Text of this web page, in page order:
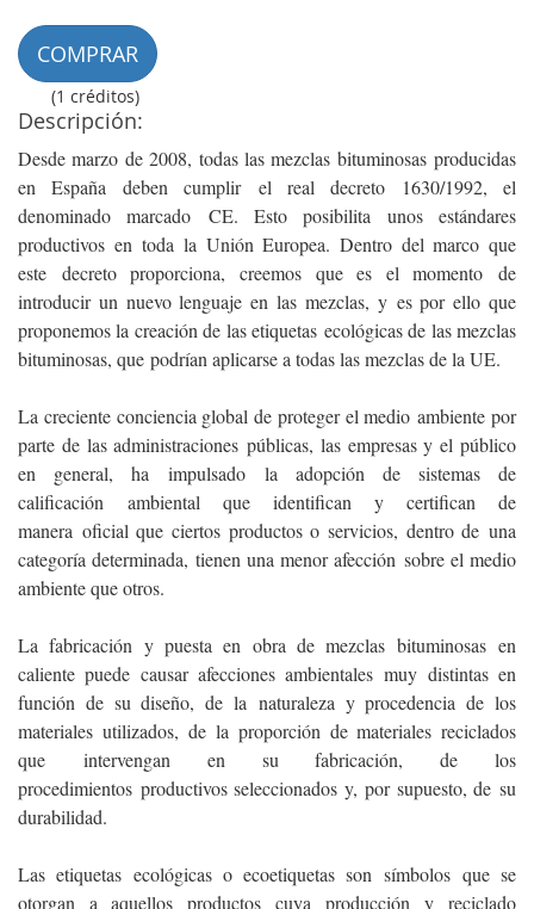
COMPRAR
(1 créditos)
Descripción:
Desde marzo de 2008, todas las mezclas bituminosas producidas
en España deben cumplir el real decreto 1630/1992, el
denominado marcado CE. Esto posibilita unos estándares
productivos en toda la Unión Europea. Dentro del marco que
este decreto proporciona, creemos que es el momento de
introducir un nuevo lenguaje en las mezclas, y es por ello que
proponemos la creación de las etiquetas ecológicas de las mezclas
bituminosas, que podrían aplicarse a todas las mezclas de la UE.
La creciente conciencia global de proteger el medio ambiente por
parte de las administraciones públicas, las empresas y el público
en general, ha impulsado la adopción de sistemas de
calificación ambiental que identifican y certifican de
manera oficial que ciertos productos o servicios, dentro de una
categoría determinada, tienen una menor afección sobre el medio
ambiente que otros.
La fabricación y puesta en obra de mezclas bituminosas en
caliente puede causar afecciones ambientales muy distintas en
función de su diseño, de la naturaleza y procedencia de los
materiales utilizados, de la proporción de materiales reciclados
que intervengan en su fabricación, de los
procedimientos productivos seleccionados y, por supuesto, de su
durabilidad.
Las etiquetas ecológicas o ecoetiquetas son símbolos que se
otorgan a aquellos productos cuya producción y reciclado